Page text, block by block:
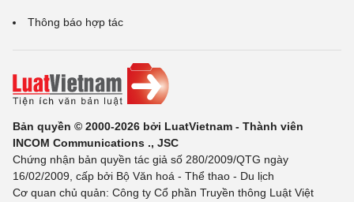
Thông báo hợp tác
Bản quyền © 2000-2026 bởi LuatVietnam - Thành viên
INCOM Communications ., JSC
Chứng nhận bản quyền tác giả số 280/2009/QTG ngày
16/02/2009, cấp bởi Bộ Văn hoá - Thể thao - Du lịch
Cơ quan chủ quản: Công ty Cổ phần Truyền thông Luật Việt